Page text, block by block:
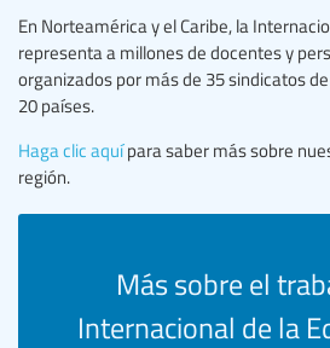
En Norteamérica y el Caribe, la
representa a millones de docentes y
organizados por más de 35 sindicatos
20 países.
Haga clic aquípara saber más sobre
región.
Más sobre el
Internacional de la